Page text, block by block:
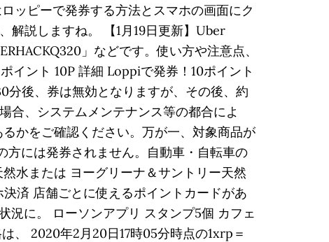
ッピーで発券する方法とスマホの画面にク
解説しますね。 【1月19日更新】Uber
」などです。使い方や注意点、
イント 10P 詳細 Loppiで発券！10ポイント
後、券は無効となりますが、その後、約
、システムメンテナンス等の都合によ
かをご確認ください。万が一、対象商品が
には発券されません。自動車・自転車の
水または ヨーグリーナ＆サントリー天然
済 店舗ごとに使えるポイントカードがあ
況に。 ローソンアプリ スタンプ5個 カフェ
、 2020年2月20日17時05分時点の1xrp＝